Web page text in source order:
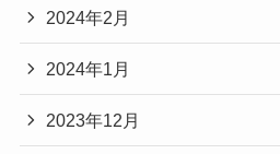
2024年2月
2024年1月
2023年12月